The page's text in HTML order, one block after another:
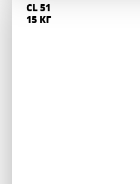
CL 51
15 КГ